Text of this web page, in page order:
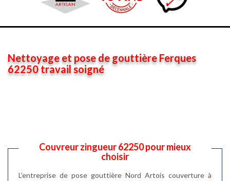
Nettoyage et pose de gouttière Ferques
62250 travail soigné
Couvreur zingueur 62250 pour mieux
choisir
L’entreprise de pose gouttière Nord Artois couverture à